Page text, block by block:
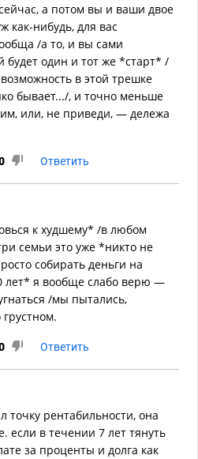
а потом вы и ваши двое
как-нибудь, для вас
/а то, и вы сами
будет один и тот же *старт* /
в этой трешке
бывает.../, и точно меньше
или, не приведи, — дележа
Ответить
к худшему* /в любом
семьи это уже *никто не
собирать деньги на
лет* я вообще слабо верю —
/мы пытались,
Ответить
точку рентабильности, она
если в течении 7 лет тянуть
за проценты и долга как